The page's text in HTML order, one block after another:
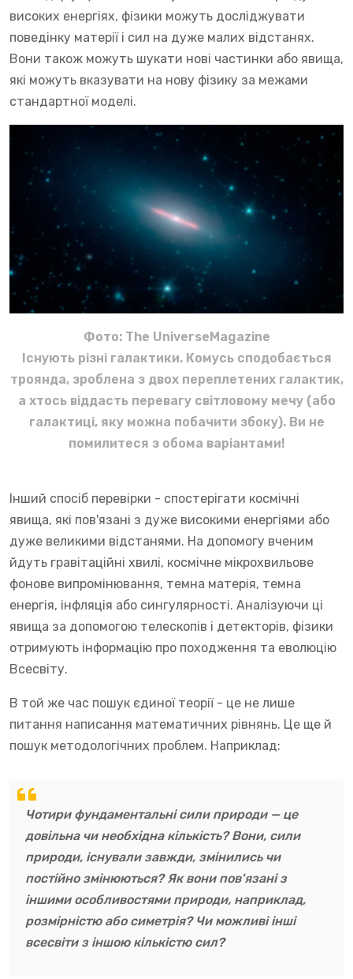
високих енергіях, фізики можуть досліджувати
поведінку матерії і сил на дуже малих відстанях.
Вони також можуть шукати нові частинки або явища,
які можуть вказувати на нову фізику за межами
стандартної моделі.
Фото: The UniverseMagazine
Існують різні галактики. Комусь сподобається
троянда, зроблена з двох переплетених галактик,
а хтось віддасть перевагу світловому мечу (або
галактиці, яку можна побачити збоку). Ви не
помилитеся з обома варіантами!
Інший спосіб перевірки - спостерігати космічні
явища, які пов'язані з дуже високими енергіями або
дуже великими відстанями. На допомогу вченим
йдуть гравітаційні хвилі, космічне мікрохвильове
фонове випромінювання, темна матерія, темна
енергія, інфляція або сингулярності. Аналізуючи ці
явища за допомогою телескопів і детекторів, фізики
отримують інформацію про походження та еволюцію
Всесвіту.
В той же час пошук єдиної теорії - це не лише
питання написання математичних рівнянь. Це ще й
пошук методологічних проблем. Наприклад:
Чотири фундаментальні сили природи — це
довільна чи необхідна кількість? Вони, сили
природи, існували завжди, змінились чи
постійно змінюються? Як вони пов'язані з
іншими особливостями природи, наприклад,
розмірністю або симетрія? Чи можливі інші
всесвіти з іншою кількістю сил?